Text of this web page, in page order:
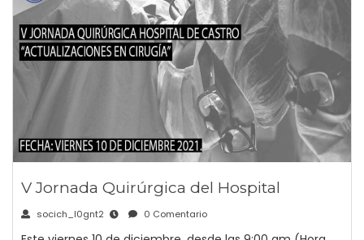
V Jornada Quirúrgica del Hospital
socich_l0gnt2 0 Comentario